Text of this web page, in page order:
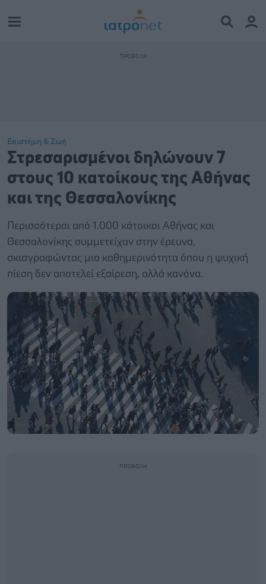
Επιστήμη & Ζωή
Στρεσαρισμένοι δηλώνουν 7
στους 10 κατοίκους της Αθήνας
και της Θεσσαλονίκης
Περισσότεροι από 1.000 κάτοικοι Αθήνας και
Θεσσαλονίκης συμμετείχαν στην έρευνα,
σκιαγραφώντας μια καθημερινότητα όπου η ψυχική
πίεση δεν αποτελεί εξαίρεση, αλλά κανόνα.